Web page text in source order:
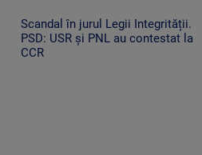
Scandal în jurul Legii Integrității.
PSD: USR și PNL au contestat la
CCR